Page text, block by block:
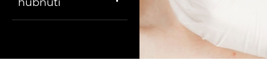
hubnutí